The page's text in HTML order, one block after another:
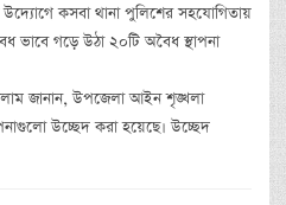
কসবা থানা পুলিশের সহযোগিতায়
ভাবে গড়ে উঠা ২০টি অবৈধ স্থাপনা
জানান, উপজেলা আইন শৃঙ্খলা
উচ্ছেদ করা হয়েছে। উচ্ছেদ